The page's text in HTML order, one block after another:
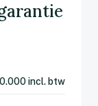
incl. btw